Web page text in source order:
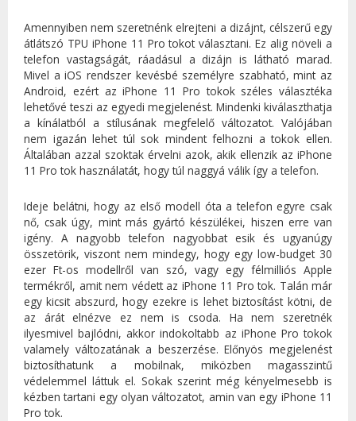
Amennyiben nem szeretnénk elrejteni a dizájnt, célszerű egy
átlátszó TPU iPhone 11 Pro tokot választani. Ez alig növeli a
telefon vastagságát, ráadásul a dizájn is látható marad.
Mivel a iOS rendszer kevésbé személyre szabható, mint az
Android, ezért az iPhone 11 Pro tokok széles választéka
lehetővé teszi az egyedi megjelenést. Mindenki kiválaszthatja
a kínálatból a stílusának megfelelő változatot. Valójában
nem igazán lehet túl sok mindent felhozni a tokok ellen.
Általában azzal szoktak érvelni azok, akik ellenzik az iPhone
11 Pro tok használatát, hogy túl naggyá válik így a telefon.
Ideje belátni, hogy az első modell óta a telefon egyre csak
nő, csak úgy, mint más gyártó készülékei, hiszen erre van
igény. A nagyobb telefon nagyobbat esik és ugyanúgy
összetörik, viszont nem mindegy, hogy egy low-budget 30
ezer Ft-os modellről van szó, vagy egy félmilliós Apple
termékről, amit nem védett az iPhone 11 Pro tok. Talán már
egy kicsit abszurd, hogy ezekre is lehet biztosítást kötni, de
az árát elnézve ez nem is csoda. Ha nem szeretnék
ilyesmivel bajlódni, akkor indokoltabb az iPhone Pro tokok
valamely változatának a beszerzése. Előnyös megjelenést
biztosíthatunk a mobilnak, miközben magasszintű
védelemmel láttuk el. Sokak szerint még kényelmesebb is
kézben tartani egy olyan változatot, amin van egy iPhone 11
Pro tok.